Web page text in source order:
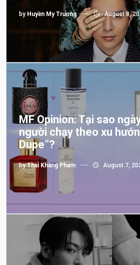
by Huyền My Trương August 8,
MF Opinion: Tại sao
người chạy theo xu
Dupe”?
byThai Khang Pham August 7,